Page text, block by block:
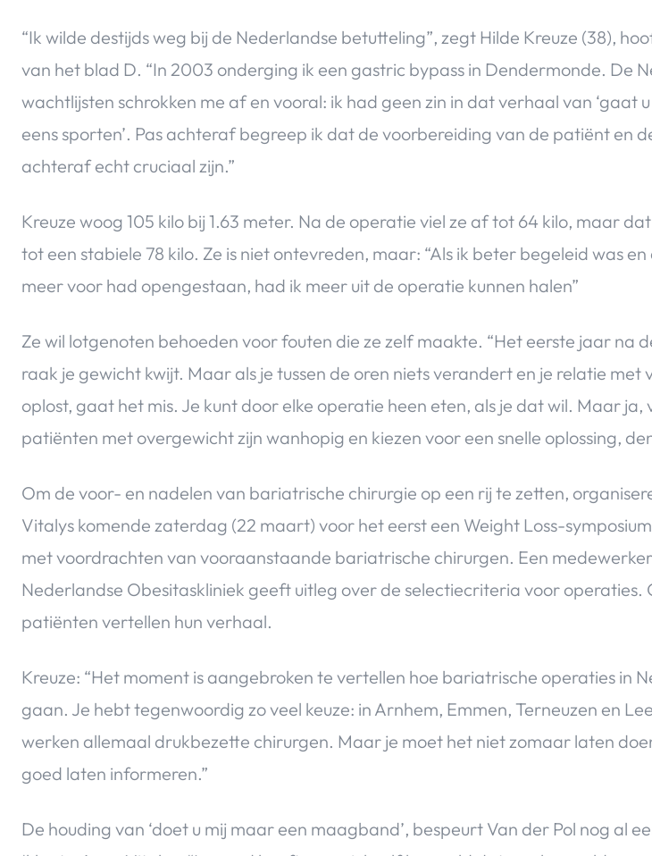
“Ik wilde destijds weg bij de Nederlandse betutteling”, zegt Hilde Kreuze (38),
van het blad D. “In 2003 onderging ik een gastric bypass in Dendermonde. De
wachtlijsten schrokken me af en vooral: ik had geen zin in dat verhaal van ‘gaat
eens sporten’. Pas achteraf begreep ik dat de voorbereiding van de patiënt en
achteraf echt cruciaal zijn.”
Kreuze woog 105 kilo bij 1.63 meter. Na de operatie viel ze af tot 64 kilo, maar
tot een stabiele 78 kilo. Ze is niet ontevreden, maar: “Als ik beter begeleid was
meer voor had opengestaan, had ik meer uit de operatie kunnen halen”
Ze wil lotgenoten behoeden voor fouten die ze zelf maakte. “Het eerste jaar na
raak je gewicht kwijt. Maar als je tussen de oren niets verandert en je relatie met
oplost, gaat het mis. Je kunt door elke operatie heen eten, als je dat wil. Maar ja,
patiënten met overgewicht zijn wanhopig en kiezen voor een snelle oplossing,
Om de voor- en nadelen van bariatrische chirurgie op een rij te zetten,
Vitalys komende zaterdag (22 maart) voor het eerst een Weight Loss-
met voordrachten van vooraanstaande bariatrische chirurgen. Een
Nederlandse Obesitaskliniek geeft uitleg over de selectiecriteria voor operaties.
patiënten vertellen hun verhaal.
Kreuze: “Het moment is aangebroken te vertellen hoe bariatrische operaties in
gaan. Je hebt tegenwoordig zo veel keuze: in Arnhem, Emmen, Terneuzen en
werken allemaal drukbezette chirurgen. Maar je moet het niet zomaar laten
goed laten informeren.”
De houding van ‘doet u mij maar een maagband’, bespeurt Van der Pol nog al